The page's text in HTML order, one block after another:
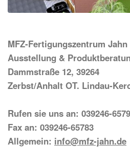
MFZ-Fertigungszentrum Jahn
Ausstellung &
Dammstraße 12, 39264
Zerbst/Anhalt OT. Lindau-
Rufen sie uns an: 039246-
Fax an: 039246-65783
Allgemein: info@mfz-jahn.de